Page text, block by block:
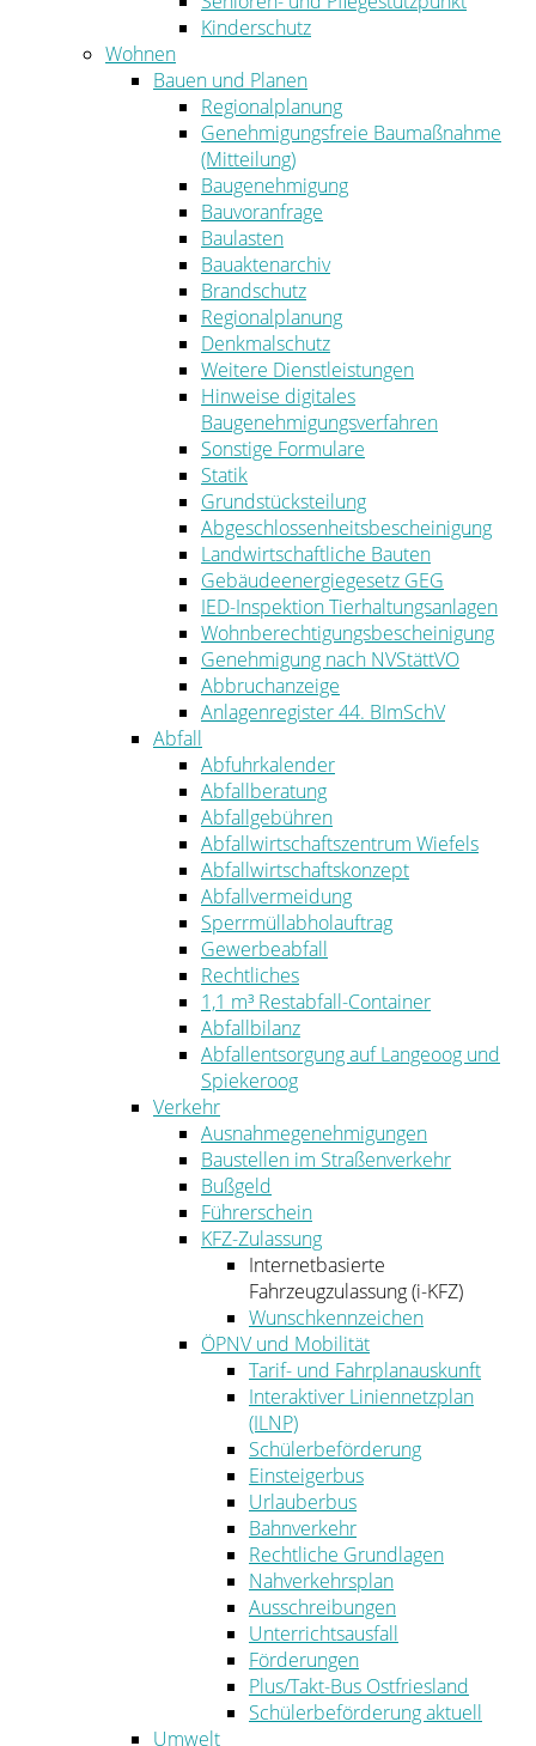
Kinderschutz
Wohnen
Bauen und Planen
Regionalplanung
Genehmigungsfreie Baumaßnahme
(Mitteilung)
Baugenehmigung
Bauvoranfrage
Baulasten
Bauaktenarchiv
Brandschutz
Regionalplanung
Denkmalschutz
Weitere Dienstleistungen
Hinweise digitales
Baugenehmigungsverfahren
Sonstige Formulare
Statik
Grundstücksteilung
Abgeschlossenheitsbescheinigung
Landwirtschaftliche Bauten
Gebäudeenergiegesetz GEG
IED-Inspektion Tierhaltungsanlagen
Wohnberechtigungsbescheinigung
Genehmigung nach NVStättVO
Abbruchanzeige
Anlagenregister 44. BImSchV
Abfall
Abfuhrkalender
Abfallberatung
Abfallgebühren
Abfallwirtschaftszentrum Wiefels
Abfallwirtschaftskonzept
Abfallvermeidung
Sperrmüllabholauftrag
Gewerbeabfall
Rechtliches
1,1 m³ Restabfall-Container
Abfallbilanz
Abfallentsorgung auf Langeoog und
Spiekeroog
Verkehr
Ausnahmegenehmigungen
Baustellen im Straßenverkehr
Bußgeld
Führerschein
KFZ-Zulassung
Internetbasierte
Fahrzeugzulassung (i-KFZ)
Wunschkennzeichen
ÖPNV und Mobilität
Tarif- und Fahrplanauskunft
Interaktiver Liniennetzplan
(ILNP)
Schülerbeförderung
Einsteigerbus
Urlauberbus
Bahnverkehr
Rechtliche Grundlagen
Nahverkehrsplan
Ausschreibungen
Unterrichtsausfall
Förderungen
Plus/Takt-Bus Ostfriesland
Schülerbeförderung aktuell
Umwelt